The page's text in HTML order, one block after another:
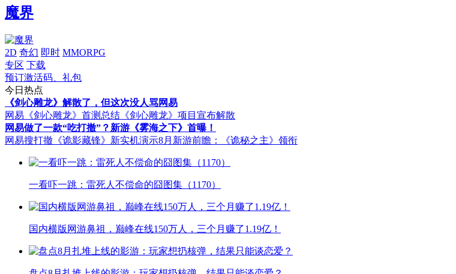
魔界
2D 奇幻 即时 MMORPG
专区 下载
预订激活码、礼包
今日热点
《剑心雕龙》解散了，但这次没人骂网易
网易《剑心雕龙》首测总结 《剑心雕龙》项目宣布解散
网易做了一款“吃打撤”？新游《雾海之下》首曝！
网易搜打撤《诡影藏锋》新实机演示8月新游前瞻：《诡秘之主》领衔
一看吓一跳：雷死人不偿命的囧图集（1170）
国内横版网游鼻祖，巅峰在线150万人，三个月赚了1.19亿！